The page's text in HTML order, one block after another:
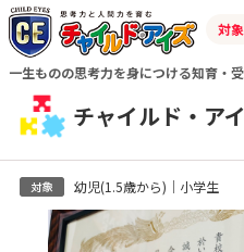
一生ものの思考力を身につける知育・
対
チャイルド・ア
幼児(1.5歳から)｜小学生